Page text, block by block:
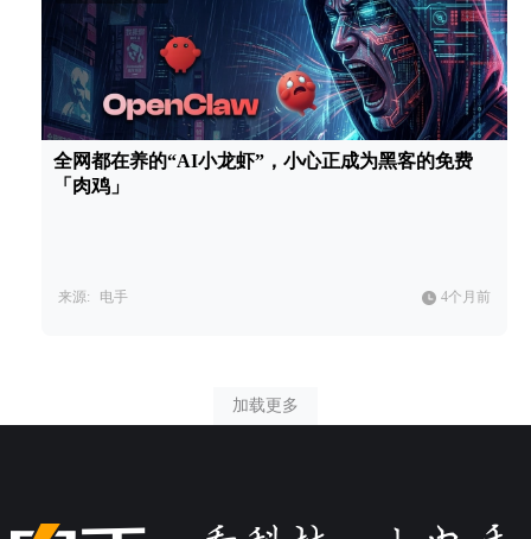
全网都在养的“AI小龙虾”，小心正成为黑客的免费
「肉鸡」
来源: 电手 4个月前
加载更多